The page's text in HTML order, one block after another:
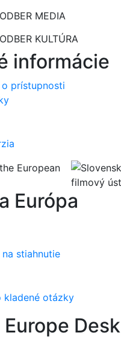
MEDIA
KULTÚRA
informácie
o prístupnosti
Európa
stiahnutie
kladené otázky
Desk